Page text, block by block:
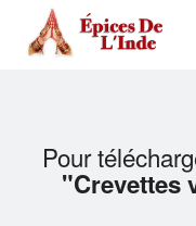
Commander en ligne
Pour
"Crevettes